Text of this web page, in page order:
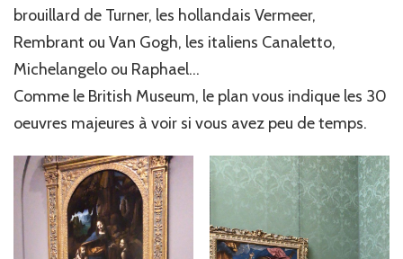
brouillard de Turner, les hollandais Vermeer,
Rembrant ou Van Gogh, les italiens Canaletto,
Michelangelo ou Raphael…
Comme le British Museum, le plan vous indique les 30
oeuvres majeures à voir si vous avez peu de temps.